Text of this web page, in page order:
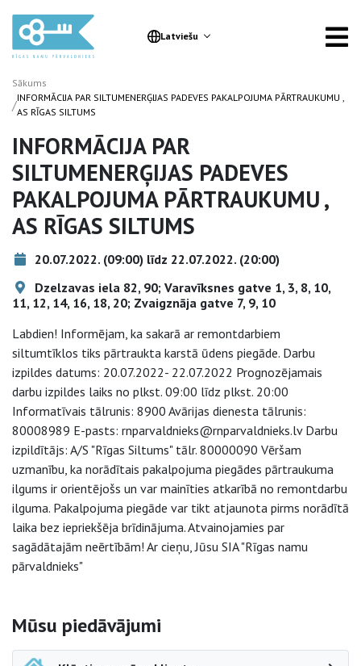
Latviešu
Sākums
/INFORMĀCIJA PAR SILTUMENERĢIJAS PADEVES PAKALPOJUMA PĀRTRAUKUMU ,
AS RĪGAS SILTUMS
INFORMĀCIJA PAR
SILTUMENERĢIJAS PADEVES
PAKALPOJUMA PĀRTRAUKUMU ,
AS RĪGAS SILTUMS
20.07.2022. (09:00) līdz 22.07.2022. (20:00)
Dzelzavas iela 82, 90; Varavīksnes gatve 1, 3, 8, 10,
11, 12, 14, 16, 18, 20; Zvaigznāja gatve 7, 9, 10
Labdien! Informējam, ka sakarā ar remontdarbiem
siltumtīklos tiks pārtraukta karstā ūdens piegāde. Darbu
izpildes datums: 20.07.2022- 22.07.2022 Prognozējamais
darbu izpildes laiks no plkst. 09:00 līdz plkst. 20:00
Informatīvais tālrunis: 8900 Avārijas dienesta tālrunis:
80008989 E-pasts: rnparvaldnieks@rnparvaldnieks.lv Darbu
izpildītājs: A/S "Rīgas Siltums" tālr. 80000090 Vēršam
uzmanību, ka norādītais pakalpojuma piegādes pārtraukuma
ilgums ir orientējošs un var mainīties atkarībā no remontdarbu
ilguma. Pakalpojuma piegāde var tikt atjaunota pirms norādītā
laika bez iepriekšēja brīdinājuma. Atvainojamies par
sagādātajām neērtībām! Ar cieņu, Jūsu SIA "Rīgas namu
pārvaldnieks"
Sāna navigācija
Mūsu piedāvājumi